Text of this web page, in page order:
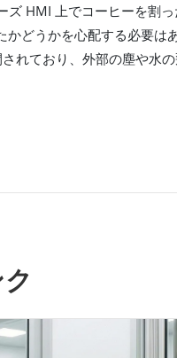
ズ HMI 上でコーヒーを割
かどうかを心配する必要は
れており、外部の塵や水